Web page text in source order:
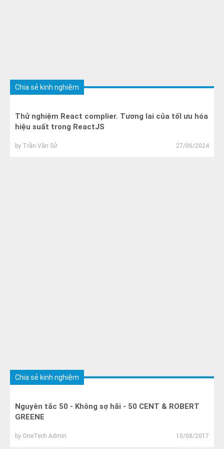
Chia sẻ kinh nghiệm
Thử nghiệm React complier. Tương lai của tốI ưu hóa
hiệu suất trong ReactJS
by Trần Văn Sử 27/06/2024
Chia sẻ kinh nghiệm
Nguyên tắc 50 - Không sợ hãi - 50 CENT & ROBERT
GREENE
by OneTech Admin 10/08/2017